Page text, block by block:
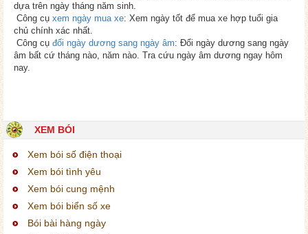
dựa trên ngày tháng năm sinh.
Công cụ xem ngày mua xe: Xem ngày tốt để mua xe hợp tuổi gia
chủ chính xác nhất.
Công cụ đổi ngày dương sang ngày âm: Đổi ngày dương sang ngày
âm bất cứ tháng nào, năm nào. Tra cứu ngày âm dương ngay hôm
nay.
XEM BÓI
Xem bói số điện thoại
Xem bói tình yêu
Xem bói cung mệnh
Xem bói biển số xe
Bói bài hàng ngày